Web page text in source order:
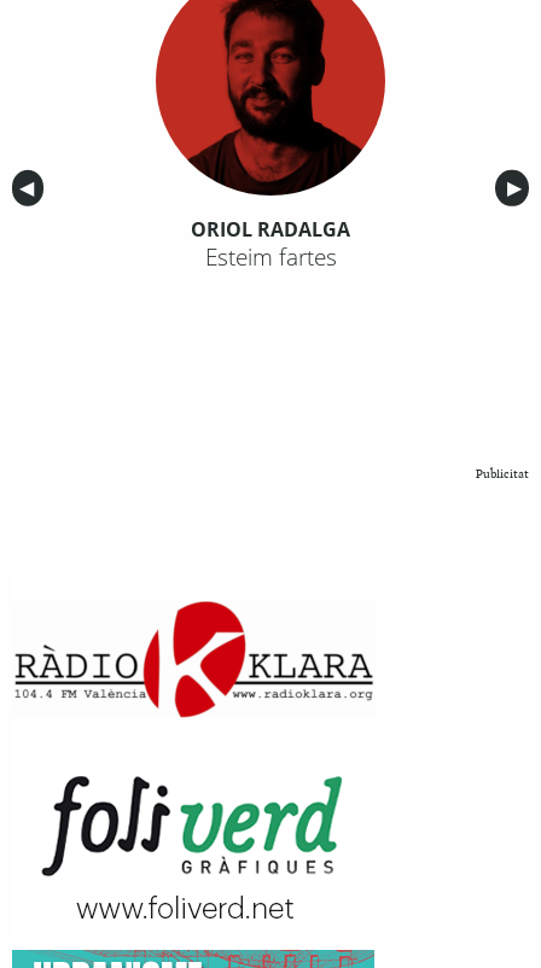
Anterior
◀︎ ▶︎
ORIOL RADALGA
Esteim fartes
Publicitat